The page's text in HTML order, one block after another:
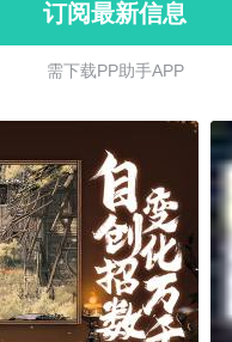
订阅最新信息
需 下 载 P P 助 手 A P P